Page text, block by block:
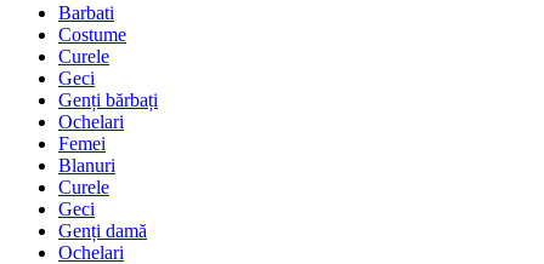
Barbati
Costume
Curele
Geci
Genți bărbați
Ochelari
Femei
Blanuri
Curele
Geci
Genți damă
Ochelari